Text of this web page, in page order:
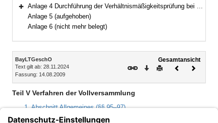
Bereich erweitern
Anlage 4 Durchführung der Verhältnismäßigkeitsprüfung bei berufsreglementierenden Regelungen im Anwendungsbereich der Richtlinie 2005/36/EG
Anlage 5 (aufgehoben)
Anlage 6 (nicht mehr belegt)
Inhalt
BayLTGeschO
Text gilt ab: 28.11.2024
Fassung: 14.08.2009
Gesamtansicht
Download
DruckenVorheriges
Teil V Verfahren der Vollversammlung
1. Abschnitt Allgemeines (§§ 95–97)
2. Abschnitt Einberufung und Tagesordnung (§§ 98–101)